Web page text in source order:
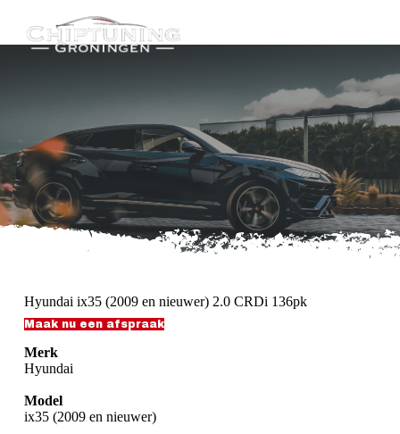
n
i
n
h
u
d
Hyundai ix35 (2009 en nieuwer) 2.0 CRDi 136pk
Maak nu een afspraak
Merk
Hyundai
Model
ix35 (2009 en nieuwer)